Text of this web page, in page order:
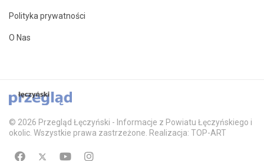
Polityka prywatności
O Nas
© 2026 Przegląd Łęczyński - Informacje z Powiatu Łęczyńskiego i
okolic. Wszystkie prawa zastrzeżone. Realizacja: TOP-ART